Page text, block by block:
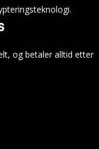
og betaler alltid etter